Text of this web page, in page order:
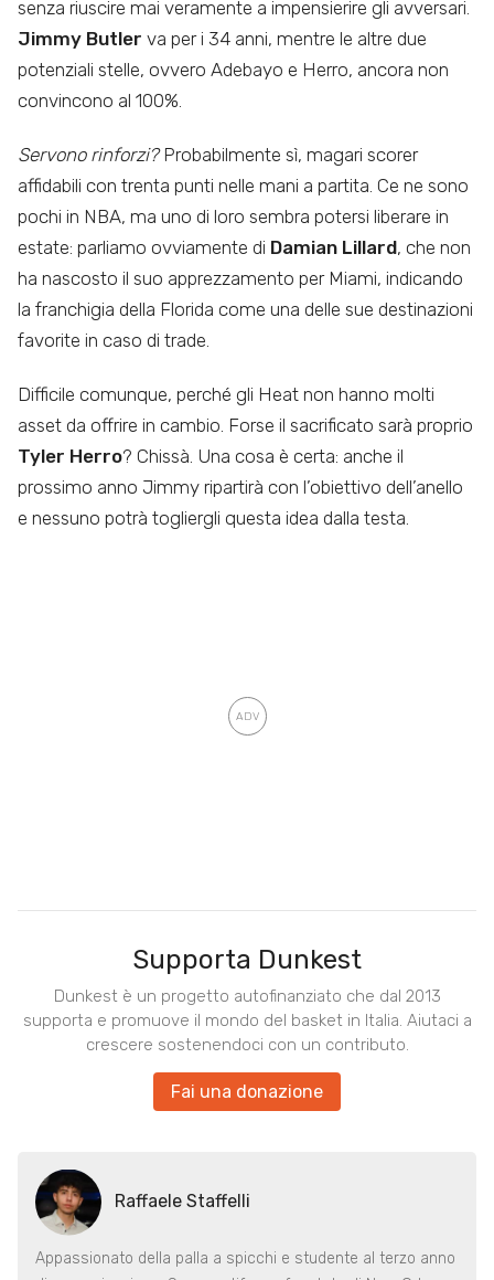
senza riuscire mai veramente a impensierire gli avversari.
Jimmy Butler va per i 34 anni, mentre le altre due
potenziali stelle, ovvero Adebayo e Herro, ancora non
convincono al 100%.
Servono rinforzi?Probabilmente sì, magari scorer
affidabili con trenta punti nelle mani a partita. Ce ne sono
pochi in NBA, ma uno di loro sembra potersi liberare in
estate: parliamo ovviamente di Damian Lillard, che non
ha nascosto il suo apprezzamento per Miami, indicando
la franchigia della Florida come una delle sue destinazioni
favorite in caso di trade.
Difficile comunque, perché gli Heat non hanno molti
asset da offrire in cambio. Forse il sacrificato sarà proprio
Tyler Herro? Chissà. Una cosa è certa: anche il
prossimo anno Jimmy ripartirà con l’obiettivo dell’anello
e nessuno potrà togliergli questa idea dalla testa.
Supporta Dunkest
Dunkest è un progetto autofinanziato che dal 2013
supporta e promuove il mondo del basket in Italia. Aiutaci a
crescere sostenendoci con un contributo.
Fai una donazione
Raffaele Staffelli
Appassionato della palla a spicchi e studente al terzo anno